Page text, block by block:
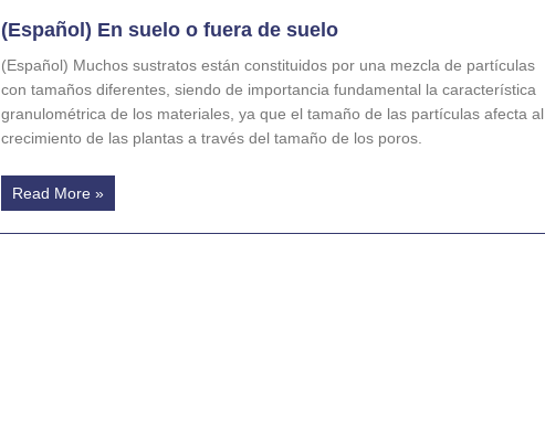
(Español) En suelo o fuera de suelo
(Español) Muchos sustratos están constituidos por una mezcla de partículas
con tamaños diferentes, siendo de importancia fundamental la característica
granulométrica de los materiales, ya que el tamaño de las partículas afecta al
crecimiento de las plantas a través del tamaño de los poros.
Read More »